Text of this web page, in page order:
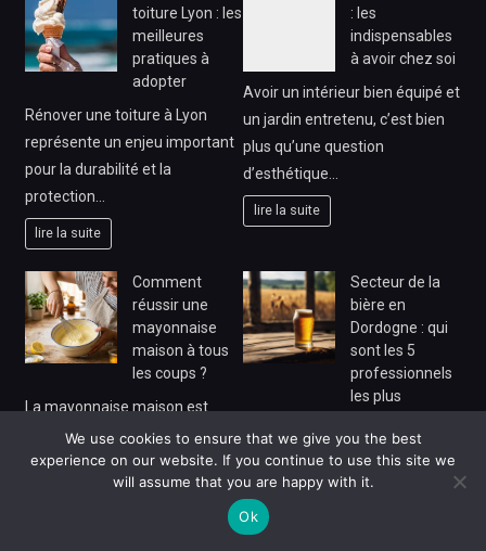
toiture Lyon : les
meilleures
pratiques à
adopter
Rénover une toiture à Lyon
représente un enjeu important
pour la durabilité et la
protection…
lire la suite
: les
indispensables
à avoir chez soi
Avoir un intérieur bien équipé et
un jardin entretenu, c’est bien
plus qu’une question
d’esthétique…
lire la suite
Comment
réussir une
mayonnaise
maison à tous
les coups ?
La mayonnaise maison est
souvent considérée comme un
défi culinaire, pourtant elle
représente un incontournable…
Secteur de la
bière en
Dordogne : qui
sont les 5
professionnels
les plus
marché ?
Bière artisanale Dordogne
connaît un essor régulier et
attire de nouveaux amateurs
We use cookies to ensure that we give you the best
experience on our website. If you continue to use this site we
will assume that you are happy with it.
Ok